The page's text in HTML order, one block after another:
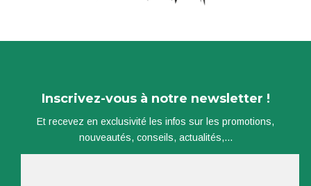
Inscrivez-vous à notre newsletter !
Et recevez en exclusivité les infos sur les promotions,
nouveautés, conseils, actualités,...